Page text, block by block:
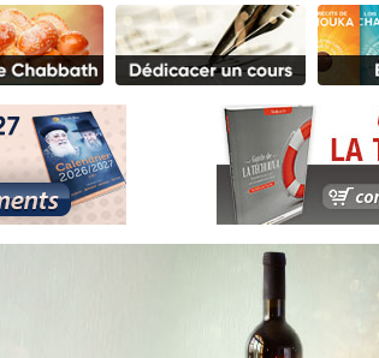
aux Orphelins